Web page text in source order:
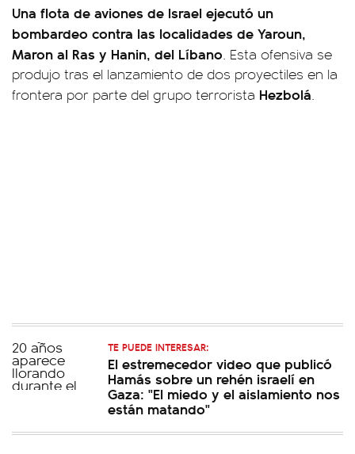
Una flota de aviones de Israel ejecutó un
bombardeo contra las localidades de Yaroun,
Maron al Ras y Hanin, del Líbano. Esta ofensiva se
produjo tras el lanzamiento de dos proyectiles en la
frontera por parte del grupo terrorista Hezbolá.
TE PUEDE INTERESAR:
El estremecedor video que publicó
Hamás sobre un rehén israelí en
Gaza: "El miedo y el aislamiento nos
están matando"